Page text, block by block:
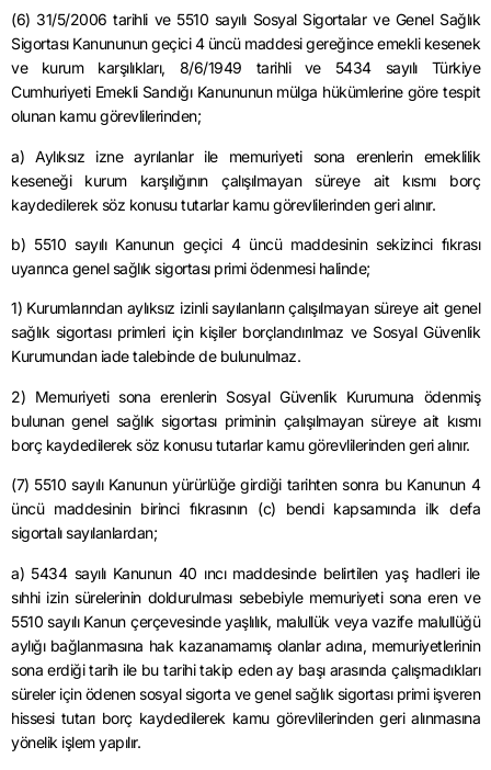
(6) 31/5/2006 tarihli ve 5510 sayılı Sosyal Sigortalar ve Genel Sağlık
Sigortası Kanununun geçici 4 üncü maddesi gereğince emekli kesenek
ve kurum karşılıkları, 8/6/1949 tarihli ve 5434 sayılı Türkiye
Cumhuriyeti Emekli Sandığı Kanununun mülga hükümlerine göre tespit
olunan kamu görevlilerinden;
a) Aylıksız izne ayrılanlar ile memuriyeti sona erenlerin emeklilik
keseneği kurum karşılığının çalışılmayan süreye ait kısmı borç
kaydedilerek söz konusu tutarlar kamu görevlilerinden geri alınır.
b) 5510 sayılı Kanunun geçici 4 üncü maddesinin sekizinci fıkrası
uyarınca genel sağlık sigortası primi ödenmesi halinde;
1) Kurumlarından aylıksız izinli sayılanların çalışılmayan süreye ait genel
sağlık sigortası primleri için kişiler borçlandırılmaz ve Sosyal Güvenlik
Kurumundan iade talebinde de bulunulmaz.
2) Memuriyeti sona erenlerin Sosyal Güvenlik Kurumuna ödenmiş
bulunan genel sağlık sigortası priminin çalışılmayan süreye ait kısmı
borç kaydedilerek söz konusu tutarlar kamu görevlilerinden geri alınır.
(7) 5510 sayılı Kanunun yürürlüğe girdiği tarihten sonra bu Kanunun 4
üncü maddesinin birinci fıkrasının (c) bendi kapsamında ilk defa
sigortalı sayılanlardan;
a) 5434 sayılı Kanunun 40 ıncı maddesinde belirtilen yaş hadleri ile
sıhhi izin sürelerinin doldurulması sebebiyle memuriyeti sona eren ve
5510 sayılı Kanun çerçevesinde yaşlılık, malullük veya vazife malullüğü
aylığı bağlanmasına hak kazanamamış olanlar adına, memuriyetlerinin
sona erdiği tarih ile bu tarihi takip eden ay başı arasında çalışmadıkları
süreler için ödenen sosyal sigorta ve genel sağlık sigortası primi işveren
hissesi tutarı borç kaydedilerek kamu görevlilerinden geri alınmasına
yönelik işlem yapılır.